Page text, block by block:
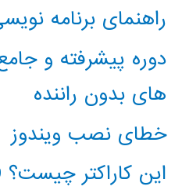
راهنمای برنامه
دوره پیشرفته و
های بدون راننده
خطای نصب ویندوز
این کاراکتر چیست؟ 65279